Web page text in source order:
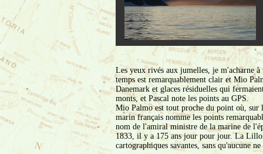
Les yeux rivés aux jumelles, je m'acharne
temps est remarquablement clair et Mio
Danemark et glaces résiduelles qui
monts, et Pascal note les points au GPS.
Mio Palmo est tout proche du point où,
marin français nomme les points
nom de l'amiral ministre de la marine de
1833, il y a 175 ans jour pour jour. La
cartographiques savantes, sans qu'aucune